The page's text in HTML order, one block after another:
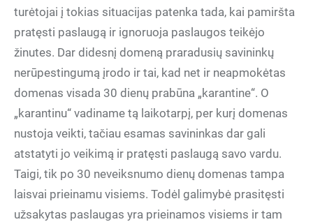
turėtojai į tokias situacijas patenka tada, kai pamiršta
pratęsti paslaugą ir ignoruoja paslaugos teikėjo
žinutes. Dar didesnį domeną praradusių savininkų
nerūpestingumą įrodo ir tai, kad net ir neapmokėtas
domenas visada 30 dienų prabūna „karantine“. O
„karantinu“ vadiname tą laikotarpį, per kurį domenas
nustoja veikti, tačiau esamas savininkas dar gali
atstatyti jo veikimą ir pratęsti paslaugą savo vardu.
Taigi, tik po 30 neveiksnumo dienų domenas tampa
laisvai prieinamu visiems. Todėl galimybė prasitęsti
užsakytas paslaugas yra prieinamos visiems ir tam